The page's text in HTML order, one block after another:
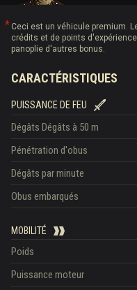
Ceci est un véhicule premium.
crédits et de points
panoplie d'autres bonus.
CARACTÉRISTIQUES
PUISSANCE DE FEU
Dégâts Dégâts à 50 m
Pénétration d'obus
Dégâts par minute
Obus embarqués
MOBILITÉ
Poids
Puissance moteur